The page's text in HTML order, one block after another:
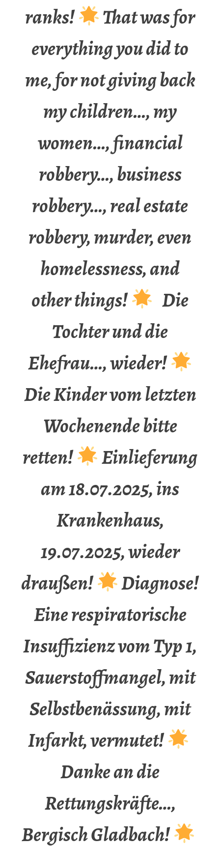
ranks!
That was for
everything you did to
me, for not giving back
my children…, my
women…, financial
robbery…, business
robbery…, real estate
robbery, murder, even
homelessness, and
other things!
Die
Tochter und die
Ehefrau…, wieder!
Die Kinder vom letzten
Wochenende bitte
retten!
Einlieferung
am 18.07.2025, ins
Krankenhaus,
19.07.2025, wieder
draußen!
Diagnose!
Eine respiratorische
Insuffizienz vom Typ 1,
Sauerstoffmangel, mit
Selbstbenässung, mit
Infarkt, vermutet!
Danke an die
Rettungskräfte…,
Bergisch Gladbach!